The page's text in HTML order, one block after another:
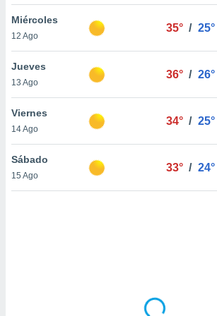
sitio
En
sean
el sitio
ni para
o
Miércoles
12 Ago
35° / 25°
Jueves
13 Ago
36° / 26°
Viernes
14 Ago
34° / 25°
Sábado
15 Ago
33° / 24°